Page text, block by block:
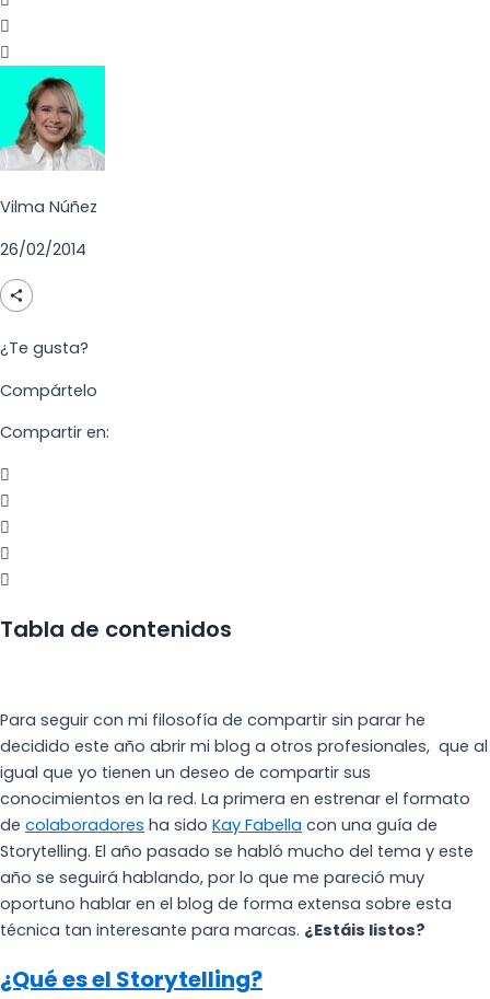
Vilma Núñez
26/02/2014
¿Te gusta?
Compártelo
Compartir en:
Tabla de contenidos
Para seguir con mi filosofía de compartir sin parar he
decidido este año abrir mi blog a otros profesionales, que al
igual que yo tienen un deseo de compartir sus
conocimientos en la red. La primera en estrenar el formato
de colaboradores ha sido Kay Fabella con una guía de
Storytelling. El año pasado se habló mucho del tema y este
año se seguirá hablando, por lo que me pareció muy
oportuno hablar en el blog de forma extensa sobre esta
técnica tan interesante para marcas. ¿Estáis listos?
¿Qué es el Storytelling?